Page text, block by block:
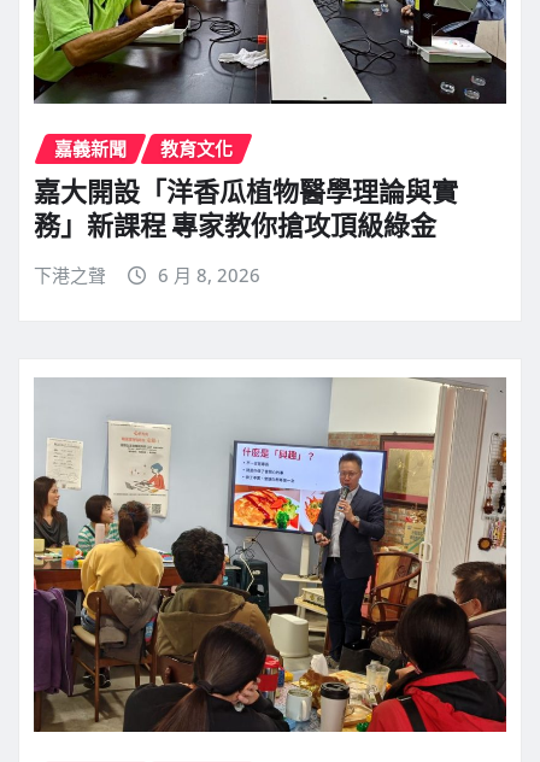
嘉義新聞 教育文化
嘉大開設「洋香瓜植物醫學理論與實
務」新課程 專家教你搶攻頂級綠金
下港之聲 6 月 8, 2026